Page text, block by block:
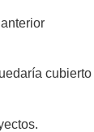
cubierto